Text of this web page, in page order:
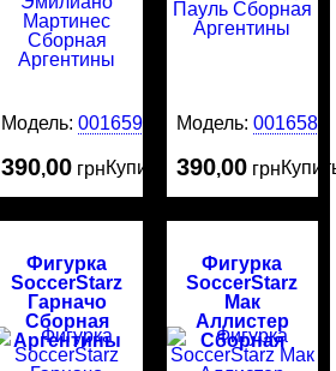
Модель:0016590
390,00 грнКупить
Модель: 0016589
390,00 грн
Фигурка
SoccerStarz
Гарначо
Сборная
Аргентины
Фигурка
SoccerStarz
Мак
Аллистер
Сборная
Аргентины